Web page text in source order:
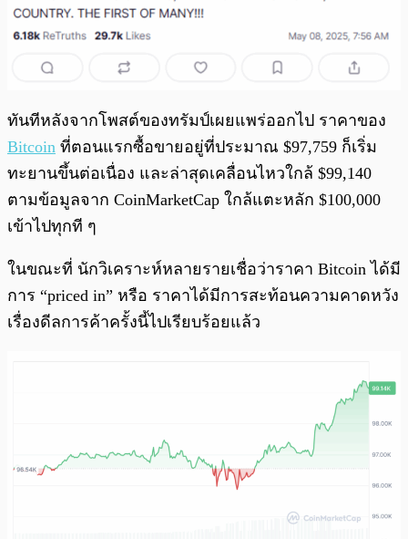
ทันทีหลังจากโพสต์ของทรัมป์เผยแพร่ออกไป ราคาของ
Bitcoin ที่ตอนแรกซื้อขายอยู่ที่ประมาณ $97,759 ก็เริ่ม
ทะยานขึ้นต่อเนื่อง และล่าสุดเคลื่อนไหวใกล้ $99,140
ตามข้อมูลจาก CoinMarketCap ใกล้แตะหลัก $100,000
เข้าไปทุกที ๆ
ในขณะที่ นักวิเคราะห์หลายรายเชื่อว่าราคา Bitcoin ได้มี
การ “priced in” หรือ ราคาได้มีการสะท้อนความคาดหวัง
เรื่องดีลการค้าครั้งนี้ไปเรียบร้อยแล้ว